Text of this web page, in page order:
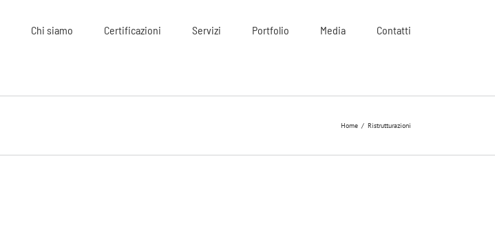
Chi siamo Certificazioni Servizi Portfolio Media Contatti
Home / Ristrutturazioni